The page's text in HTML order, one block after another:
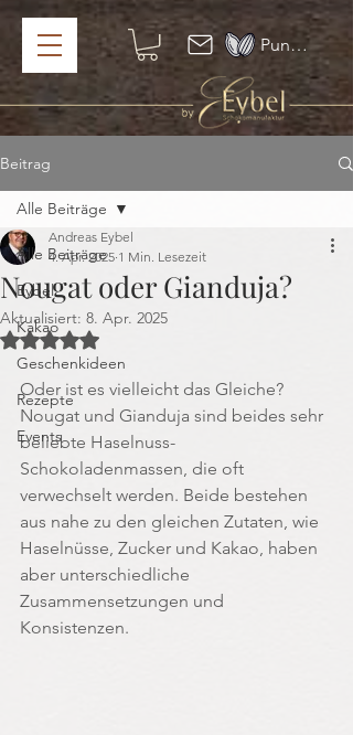
Punkte ansehen
Beitrag
Alle Beiträge
Eybel
Kakao
Geschenkideen
Rezepte
Events
Alle Beiträge
Nougat oder Gianduja?
Andreas Eybel
4. Apr. 2025 1 Min. Lesezeit
Aktualisiert: 8. Apr. 2025
Mit NaN von 5 Sternen bewertet.
Oder ist es vielleicht das Gleiche?
Nougat und Gianduja sind beides sehr
beliebte Haselnuss-
Schokoladenmassen, die oft
verwechselt werden. Beide bestehen
aus nahe zu den gleichen Zutaten, wie
Haselnüsse, Zucker und Kakao, haben
aber unterschiedliche
Zusammensetzungen und
Konsistenzen.